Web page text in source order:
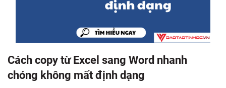
Cách copy từ Excel sang Word nhanh
chóng không mất định dạng